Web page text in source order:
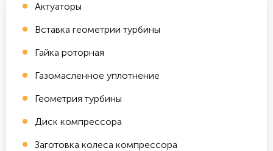
Актуаторы
Вставка геометрии турбины
Гайка роторная
Газомасленное уплотнение
Геометрия турбины
Диск компрессора
Заготовка колеса компрессора